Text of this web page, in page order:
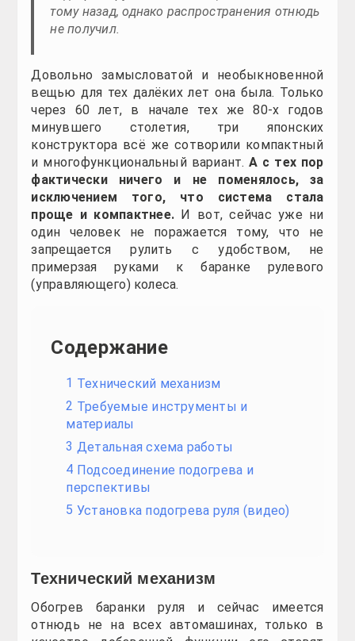
Технический механизм
Обогрев баранки руля и сейчас имеется отнюдь
17 тысяч рублей. Если учитывать составную
великой для данной деятельности. Устроен
Состоит согревающее приспособление из
окончаниях проводка находятся клеммы —
подобную конструкцию присоединяют
часто нагрев повсюду типовой. На первый
растрачивать средства на штатную конструкцию
руки — заранее — согреются.
Требуемые инструменты и материалы
Потребуется простая и самая доступная
конкретно он послужит базой нагревания
сам выключался. Цена подобной грелки
Добротный, живо застывающий клей. Лучше
испортится, ибо клей останется незаметным.
Канцелярский нож или скальпель (в принципе,
Высококачественный герметик.
Изоляционная лента. Лучше всего, если
Фломастер либо маркер.
Детальная схема работы